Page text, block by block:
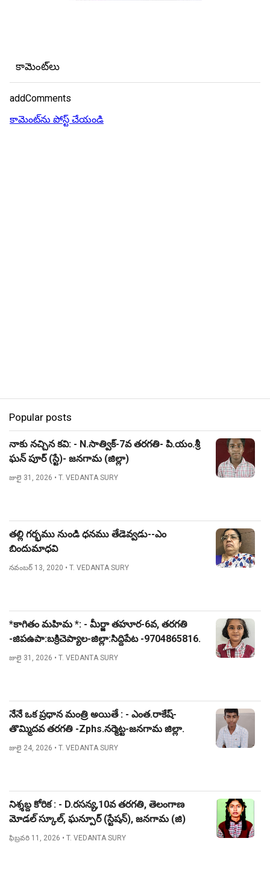
కామెంట్‌లు
addComments
కామెంట్‌ను పోస్ట్ చేయండి
Popular posts
నాకు నచ్చిన కవి: - N.సాత్విక్-7వ తరగతి- పి.యం.శ్రీ
ఘన్ పూర్ (స్టే)- జనగామ (జిల్లా)
జులై 31, 2026 • T. VEDANTA SURY
తల్లి గర్భము నుండి ధనము తేడెవ్వడు--ఎం
బిందుమాధవి
నవంబర్ 13, 2020 • T. VEDANTA SURY
*కాగితం మహిమ *: - మీర్జా తహూర-6వ, తరగతి
-జిపఉపా:బక్రిచెప్యాల-జిల్లా:సిద్దిపేట -9704865816.
జులై 31, 2026 • T. VEDANTA SURY
నేనే ఒక ప్రధాన మంత్రి అయితే : - ఎంత.రాకేష్-
తొమ్మిదవ తరగతి -Zphs.నర్మెట్ట-జనగామ జిల్లా.
జులై 24, 2026 • T. VEDANTA SURY
నిశ్శబ్ద కోరిక : - D.రసన్య,10వ తరగతి, తెలంగాణ
మోడల్ స్కూల్, ఘన్పూర్ (స్టేషన్), జనగామ (జి)
ఫిబ్రవరి 11, 2026 • T. VEDANTA SURY